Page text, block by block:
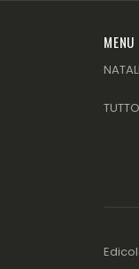
MENU